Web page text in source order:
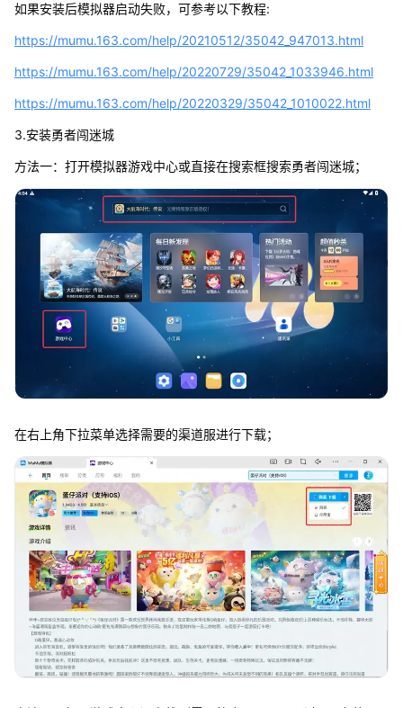
如果安装后模拟器启动失败，可参考以下教程:
https://mumu.163.com/help/20210512/35042_947013.html
https://mumu.163.com/help/20220729/35042_1033946.html
https://mumu.163.com/help/20220329/35042_1010022.html
3.安装勇者闯迷城
方法一：打开模拟器游戏中心或直接在搜索框搜索勇者闯迷城；
在右上角下拉菜单选择需要的渠道服进行下载；